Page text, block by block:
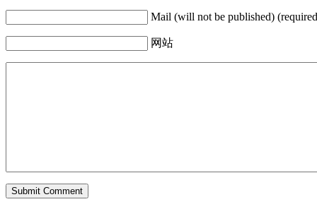
Mail (will not be published)
网站